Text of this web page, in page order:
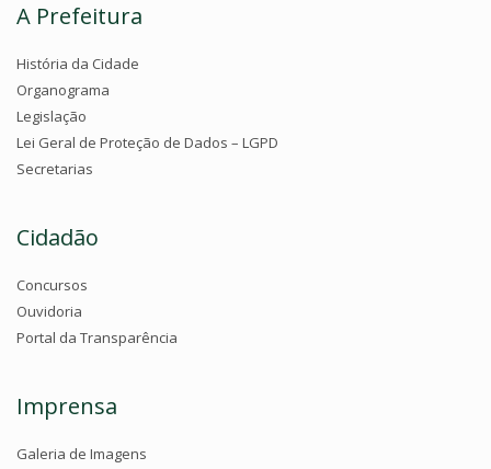
A Prefeitura
História da Cidade
Organograma
Legislação
Lei Geral de Proteção de Dados – LGPD
Secretarias
Cidadão
Concursos
Ouvidoria
Portal da Transparência
Imprensa
Galeria de Imagens